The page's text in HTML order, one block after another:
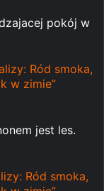
pokój w
Ród smoka,
w zimie”
jest les.
Ród smoka,